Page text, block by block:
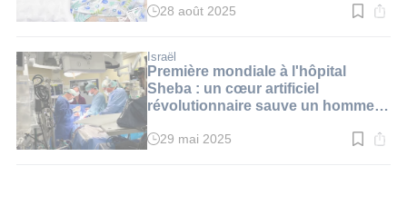
Temps
:
3
min.
28 août 2025
Israël
Première mondiale à l'hôpital
Sheba : un cœur artificiel
révolutionnaire sauve un homme
Temps
29 mai 2025